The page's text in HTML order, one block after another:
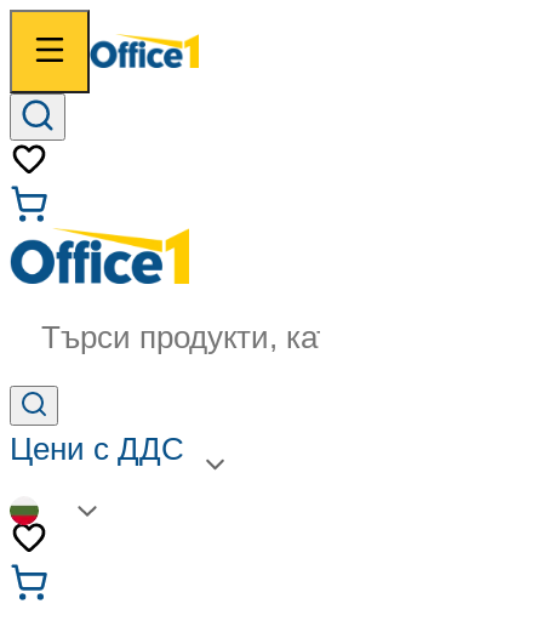
Търси продукти, категории...
Цени с ДДС
BG